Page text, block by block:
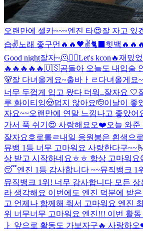
오랜만에 셀카~~~엔진 타😍잘 자고 있
습✌️노래 좋구먼🔥🔥 🖤✌️🐈‍⬛ 힛백
Good night잘자~🫠❤️‍🔥Let's kcon🔥재밌
🔥🔥🔥🔥🔥🇺🇸곰돌아 오늘도 내입술
🐻잘 다녀올게요~출바ㅏㄹ 다녀올게요
너무 두껍게 입고 왔다 더워..잘자요 🤍
루 화이티잉🤠덥지 않아요🫡이날이 좋
자요~~오랜만에 연말 느낌나고 좋았어
가서 푹 쉬기😍 사랑해요오❤️오늘 와
잘자요호로롤ㄹ 내일 응원봉은 흰색으
뮤뱅 1등 너무 고마워요 사랑한다구
상 받고 시작하네요ㅎㅎ 항상 고마워요
😴엔진 1등 감사합니다 ~~뮤직뱅크
뮤직뱅크 1위! 너무 감사합니다 모든 상
라 생각해요 이번에도 엔진 덕분에 받
고 언제나 함께해 줘서 고마워요 엔진
위 너무너무 고마워요 엔진!!! 이번 활
ㅏ 앞으로 활동도 가보자구🔥 사랑하